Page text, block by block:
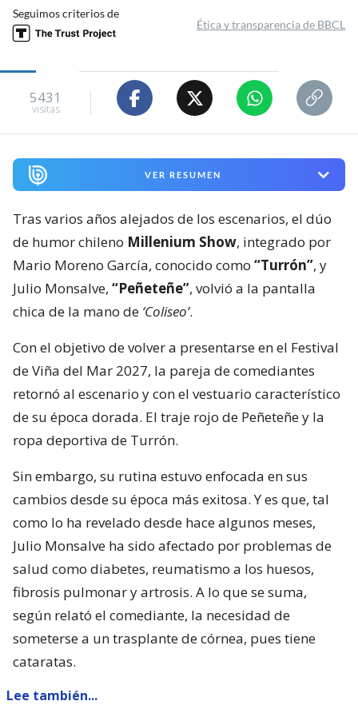
Seguimos criterios de
Ética y transparencia de BBCL
5431
visitas
VER RESUMEN
Tras varios años alejados de los escenarios, el dúo
de humor chileno Millenium Show, integrado por
Mario Moreno García, conocido como “Turrón”, y
Julio Monsalve, “Peñeteñe”, volvió a la pantalla
chica de la mano de ‘Coliseo’.
Con el objetivo de volver a presentarse en el Festival
de Viña del Mar 2027, la pareja de comediantes
retornó al escenario y con el vestuario característico
de su época dorada. El traje rojo de Peñeteñe y la
ropa deportiva de Turrón.
Sin embargo, su rutina estuvo enfocada en sus
cambios desde su época más exitosa. Y es que, tal
como lo ha revelado desde hace algunos meses,
Julio Monsalve ha sido afectado por problemas de
salud como diabetes, reumatismo a los huesos,
fibrosis pulmonar y artrosis. A lo que se suma,
según relató el comediante, la necesidad de
someterse a un trasplante de córnea, pues tiene
cataratas.
Lee también...